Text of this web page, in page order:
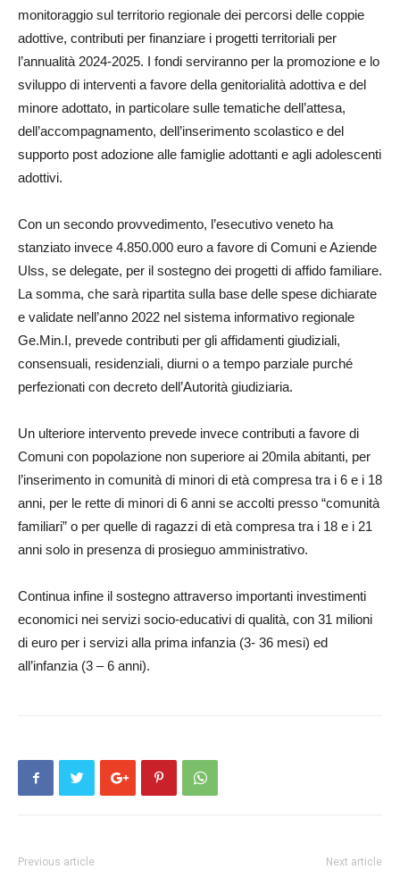
monitoraggio sul territorio regionale dei percorsi delle coppie
adottive, contributi per finanziare i progetti territoriali per
l’annualità 2024-2025. I fondi serviranno per la promozione e lo
sviluppo di interventi a favore della genitorialità adottiva e del
minore adottato, in particolare sulle tematiche dell’attesa,
dell’accompagnamento, dell’inserimento scolastico e del
supporto post adozione alle famiglie adottanti e agli adolescenti
adottivi.
Con un secondo provvedimento, l’esecutivo veneto ha
stanziato invece 4.850.000 euro a favore di Comuni e Aziende
Ulss, se delegate, per il sostegno dei progetti di affido familiare.
La somma, che sarà ripartita sulla base delle spese dichiarate
e validate nell’anno 2022 nel sistema informativo regionale
Ge.Min.I, prevede contributi per gli affidamenti giudiziali,
consensuali, residenziali, diurni o a tempo parziale purché
perfezionati con decreto dell’Autorità giudiziaria.
Un ulteriore intervento prevede invece contributi a favore di
Comuni con popolazione non superiore ai 20mila abitanti, per
l’inserimento in comunità di minori di età compresa tra i 6 e i 18
anni, per le rette di minori di 6 anni se accolti presso “comunità
familiari” o per quelle di ragazzi di età compresa tra i 18 e i 21
anni solo in presenza di prosieguo amministrativo.
Continua infine il sostegno attraverso importanti investimenti
economici nei servizi socio-educativi di qualità, con 31 milioni
di euro per i servizi alla prima infanzia (3- 36 mesi) ed
all’infanzia (3 – 6 anni).
Previous article Next article